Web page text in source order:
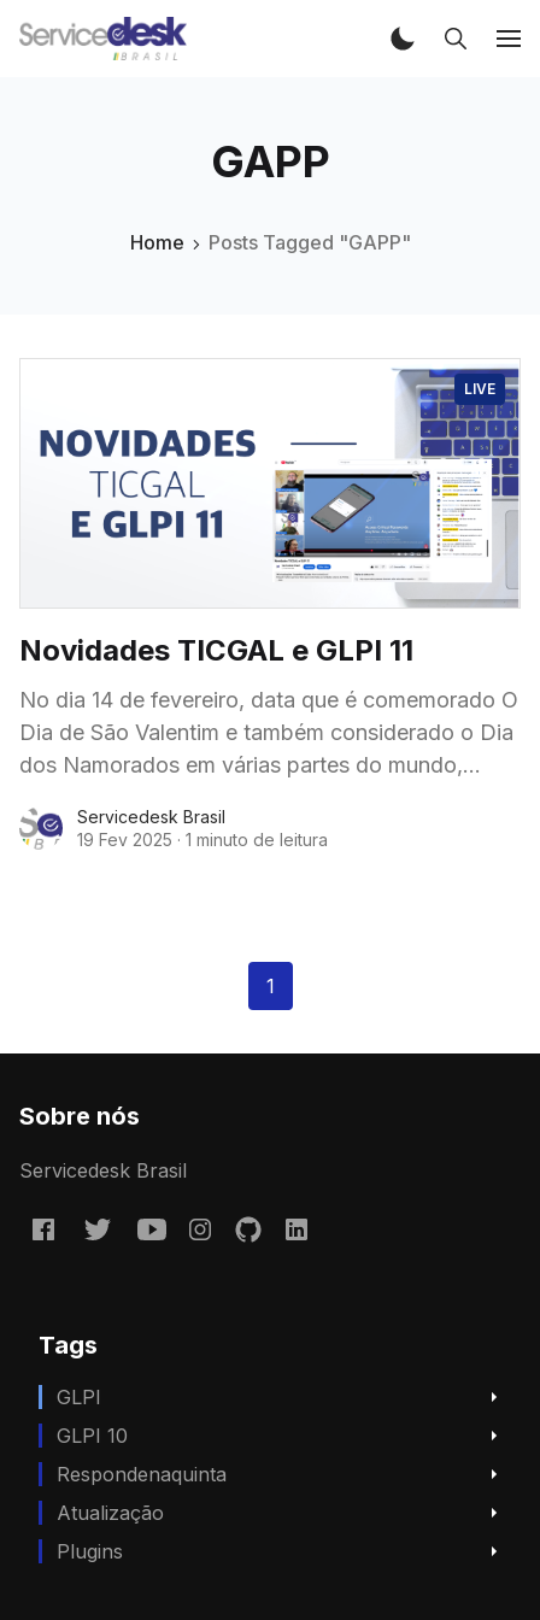
GAPP
Home Posts Tagged "GAPP"
LIVE
Novidades TICGAL e GLPI 11
No dia 14 de fevereiro, data que é comemorado O
Dia de São Valentim e também considerado o Dia
dos Namorados em várias partes do mundo,
Servicedesk Brasil
19 Fev 2025 · 1 minuto de leitura
1
Sobre nós
Servicedesk Brasil
Tags
GLPI
GLPI 10
Respondenaquinta
Atualização
Plugins